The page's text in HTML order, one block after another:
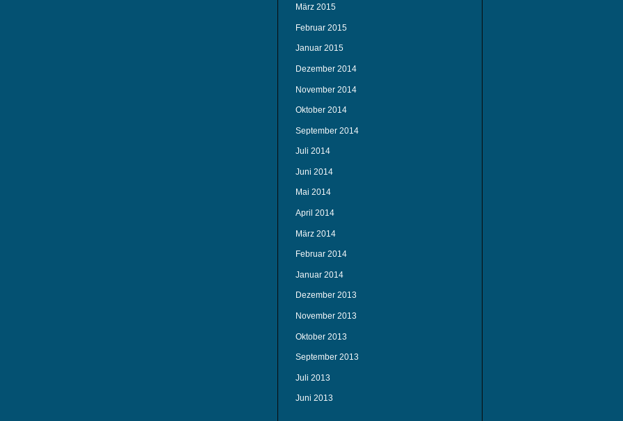
März 2015
Februar 2015
Januar 2015
Dezember 2014
November 2014
Oktober 2014
September 2014
Juli 2014
Juni 2014
Mai 2014
April 2014
März 2014
Februar 2014
Januar 2014
Dezember 2013
November 2013
Oktober 2013
September 2013
Juli 2013
Juni 2013